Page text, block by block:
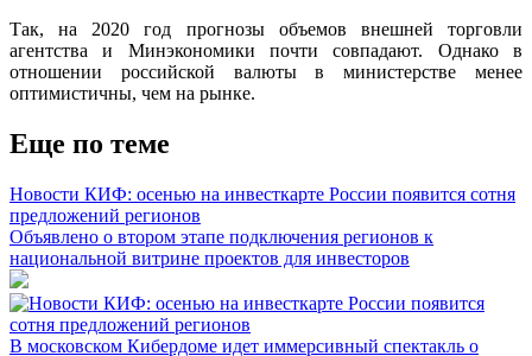
Так, на 2020 год прогнозы объемов внешней торговли
агентства и Минэкономики почти совпадают. Однако в
отношении российской валюты в министерстве менее
оптимистичны, чем на рынке.
Еще по теме
Новости КИФ: осенью на инвесткарте России появится сотня
предложений регионов
Объявлено о втором этапе подключения регионов к
национальной витрине проектов для инвесторов
В московском Кибердоме идет иммерсивный спектакль о